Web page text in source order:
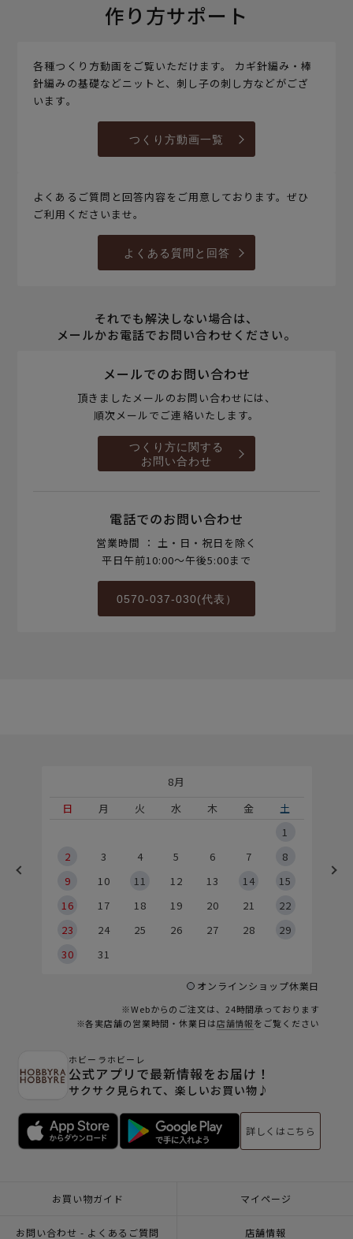
作り方サポート
各種つくり方動画をご覧いただけます。 カギ針編み・棒
針編みの基礎などニットと、刺し子の刺し方などがござ
います。
つくり方動画一覧
よくあるご質問と回答内容をご用意しております。ぜひ
ご利用くださいませ。
よくある質問と回答
それでも解決しない場合は、
メールかお電話でお問い合わせください。
メールでのお問い合わせ
頂きましたメールのお問い合わせには、
順次メールでご連絡いたします。
つくり方に関する
お問い合わせ
電話でのお問い合わせ
営業時間 ： 土・日・祝日を除く
平日午前10:00～午後5:00まで
0570-037-030(代表）
8月
日
月 火 水 木 金
土
1
2
3 4 5 6 7
8
9
10 11 12 13 14
15
16
17 18 19 20 21
22
23
24 25 26 27 28
29
30
31
オンラインショップ休業日
※Webからのご注文は、24時間承っております
※各実店舗の営業時間・休業日は店舗情報をご覧ください
ホビーラホビーレ
公式アプリで最新情報をお届け！
サクサク見られて、楽しいお買い物♪
詳しくはこちら
お買い物ガイド マイページ
お問い合わせ - よくあるご質問 店舗情報